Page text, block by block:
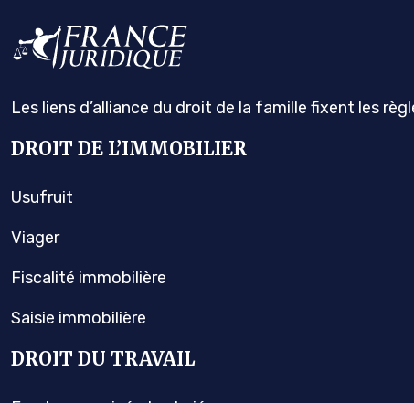
Les liens d’alliance du droit de la famille fixent les
DROIT DE L’IMMOBILIER
Usufruit
Viager
Fiscalité immobilière
Saisie immobilière
DROIT DU TRAVAIL